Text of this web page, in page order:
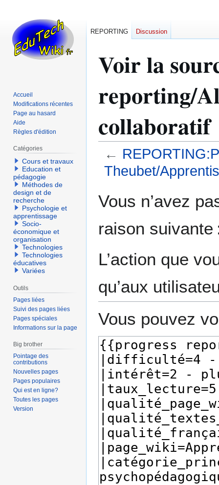
Voir la
reporting/
collaboratif
←
Theubet/
à
navigation
à
recherche
Vous n’avez
raison suivante
L’action que
qu’aux
Vous pouvez
REPORTING Discussion
Accueil
Modifications récentes
Page au hasard
Aide
Règles d'édition
Catégories
Cours et travaux
Education et
pédagogie
Méthodes de
design et de
recherche
Psychologie et
apprentissage
Socio-
économique et
organisation
Technologies
Technologies
éducatives
Variées
Outils
Pages liées
Suivi des pages liées
Pages spéciales
Informations sur la page
Big brother
Pointage des
contributions
Nouvelles pages
Pages populaires
Qui est en ligne?
Toutes les pages
Version